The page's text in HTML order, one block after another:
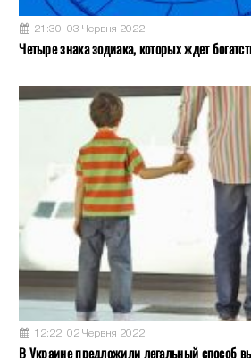
21:30, 03 Червня 2022
Четыре знака зодиака, которых ждет
12:22, 02 Червня 2022
В Украине предложили легальный способ